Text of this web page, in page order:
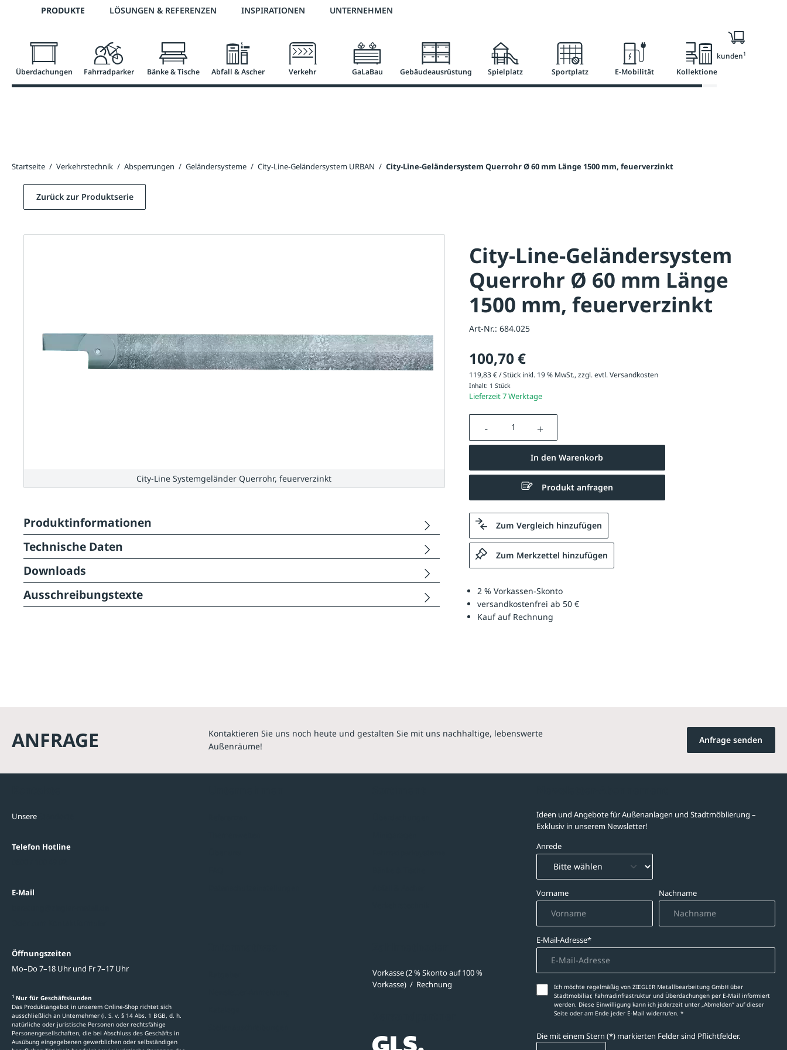
Zur Hauptnavigation springen
Telefon: 0800 / 100 49 02 2 % Vorkassen-Skonto versandkostenfrei ab 50 €
PRODUKTE LÖSUNGEN & REFERENZEN INSPIRATIONEN UNTERNEHMEN
Überdachungen Fahrradparker Bänke & Tische Abfall & Ascher Verkehr GaLaBau Gebäudeausrüstung Spielplatz Sportplatz E-Mobilität Kollektionen
Nur für Geschäftskunden1
Startseite / Verkehrstechnik / Absperrungen / Geländersysteme / City-Line-Geländersystem URBAN / City-Line-Geländersystem Querrohr Ø 60 mm Länge 1500 mm, feuerverzinkt
City-Line-Geländersystem
Querrohr Ø 60 mm Länge
1500 mm, feuerverzinkt
Art-Nr.: 684.025
100,70 €
119,83 € / Stück inkl. 19 % MwSt., zzgl. evtl.Versandkosten
Inhalt: 1 Stück
Lieferzeit 7 Werktage
Produkt Anzahl: Gib den gewünschten Wert ein oder
In den Warenkorb
Produkt anfragen
Zum Vergleich hinzufügen
Zum Merkzettel hinzufügen
2 % Vorkassen-Skonto
versandkostenfrei ab 50 €
Kauf auf Rechnung
Zurück zur Produktserie
City-Line Systemgeländer Querrohr, feuerverzinkt
Produktinformationen
Technische Daten
Downloads
Ausschreibungstexte
ANFRAGE
Kontaktieren Sie uns noch heute und gestalten Sie mit uns nachhaltige, lebenswerte
Außenräume!
Anfrage senden
Unsere
Telefon Hotline
E-Mail
Öffnungszeiten
Mo–Do 7–18 Uhr und Fr 7–17 Uhr
1 Nur für Geschäftskunden
Das Produktangebot in unserem Online-Shop richtet sich
ausschließlich an Unternehmer (i. S. v. § 14 Abs. 1 BGB, d. h.
natürliche oder juristische Personen oder rechtsfähige
Personengesellschaften, die bei Abschluss des Geschäfts in
Ausübung eingegebenen gewerblichen oder selbständigen
Vorkasse (2 % Skonto auf 100 %
Vorkasse) / Rechnung
Ideen und Angebote für Außenanlagen und Stadtmöblierung –
Exklusiv in unserem Newsletter!
Anrede
Vorname Nachname
E-Mail-Adresse*
Ich möchte regelmäßig von ZIEGLER Metallbearbeitung GmbH über
Stadtmobiliar, Fahrradinfrastruktur und Überdachungen per E-Mail informiert
werden. Diese Einwilligung kann ich jederzeit unter „Abmelden‘‘ auf dieser
Seite oder am Ende jeder E-Mail widerrufen. *
Die mit einem Stern (*) markierten Felder sind Pflichtfelder.